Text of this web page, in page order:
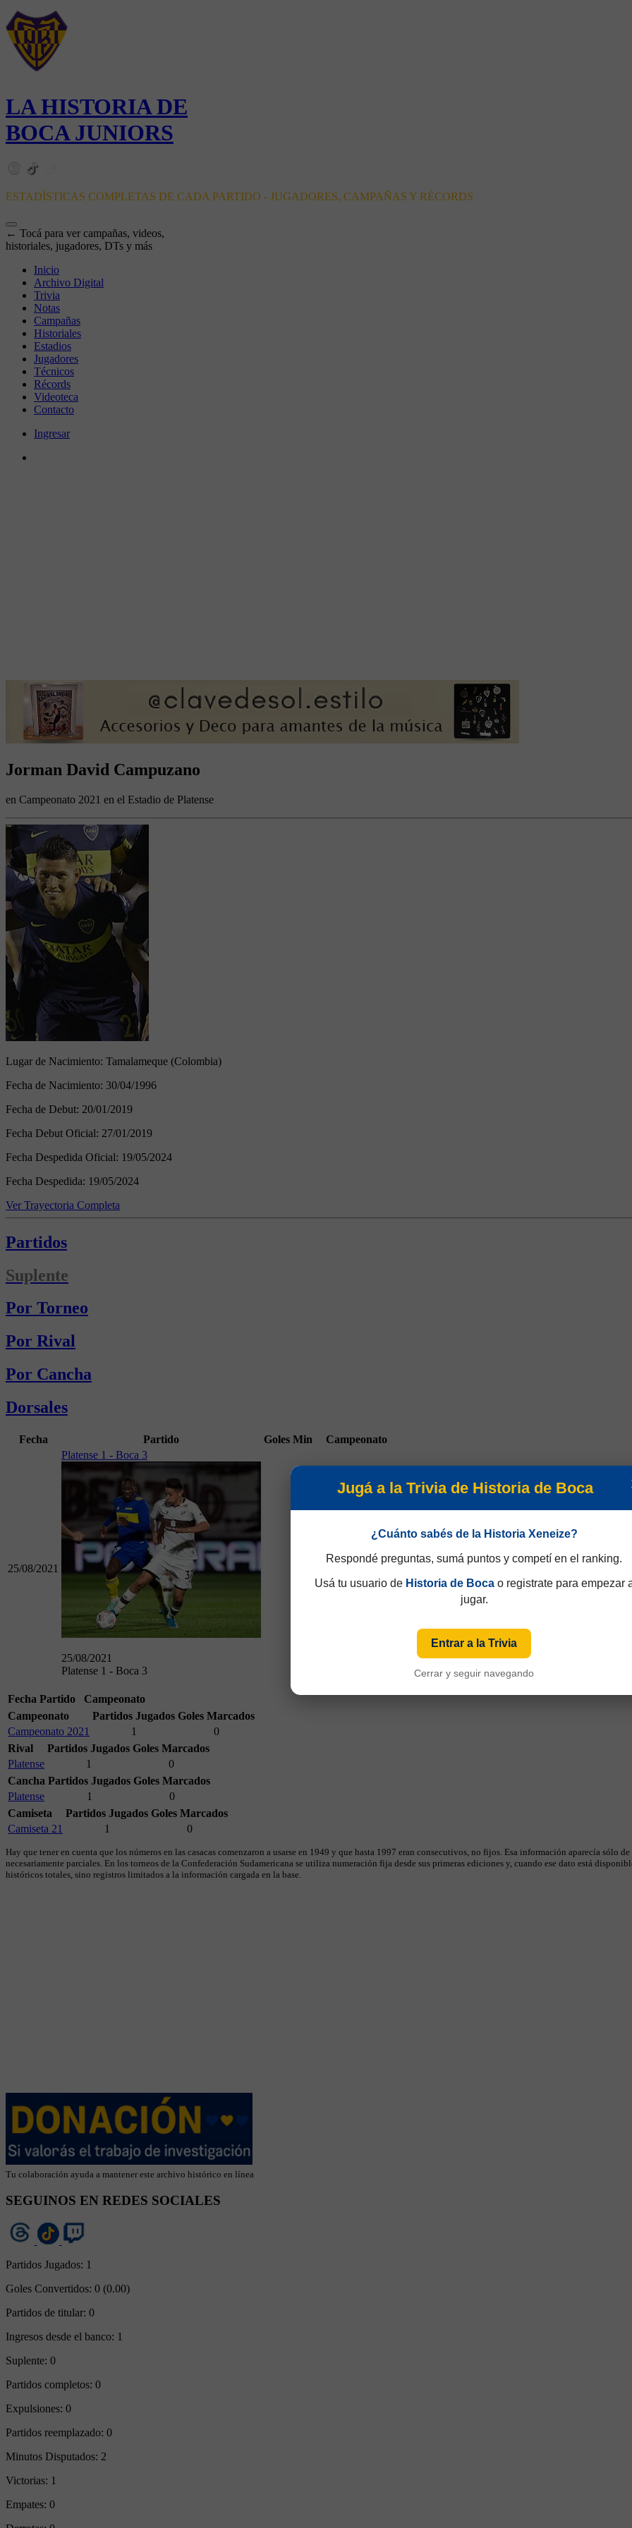
LA HISTORIA DE
BOCA JUNIORS
ESTADÍSTICAS COMPLETAS DE CADA PARTIDO - JUGADORES, CAMPAÑAS Y RÉCORDS
← Tocá para ver campañas, videos,
historiales, jugadores, DTs y más
Inicio
Archivo Digital
Trivia
Notas
Campañas
Historiales
Estadios
Jugadores
Técnicos
Récords
Videoteca
Contacto
Ingresar
Jorman David Campuzano
en Campeonato 2021 en el Estadio de Platense
Lugar de Nacimiento: Tamalameque (Colombia)
Fecha de Nacimiento: 30/04/1996
Fecha de Debut: 20/01/2019
Fecha Debut Oficial: 27/01/2019
Fecha Despedida Oficial: 19/05/2024
Fecha Despedida: 19/05/2024
Ver Trayectoria Completa
Partidos
Suplente
Por Torneo
Por Rival
Por Cancha
Dorsales
Fecha Partido Goles Min Campeonato
25/08/2021
Platense 1 - Boca 3
25/08/2021
Platense 1 - Boca 3
Campeonato 2021
Fecha Partido
Campeonato
Campeonato
Partidos Jugados Goles Marcados
Campeonato 2021
1
0
Rival
Partidos Jugados Goles Marcados
Platense
1
0
Cancha Partidos Jugados Goles Marcados
Platense
1
0
Camiseta
Partidos Jugados Goles Marcados
Camiseta 21
1 0
Hay que tener en cuenta que los números en las casacas comenzaron a usarse en 1949 y que hasta 1997 eran consecutivos, no fijos. Esa información aparecía sólo
necesariamente parciales. En los torneos de la Confederación Sudamericana se utiliza numeración fija desde sus primeras ediciones y, cuando ese dato está
históricos totales, sino registros limitados a la información cargada en la base.
Tu colaboración ayuda a mantener este archivo histórico en línea
SEGUINOS EN REDES SOCIALES
Partidos Jugados: 1
Goles Convertidos: 0 (0.00)
Partidos de titular: 0
Ingresos desde el banco: 1
Suplente: 0
Partidos completos: 0
Expulsiones: 0
Partidos reemplazado: 0
Minutos Disputados: 2
Victorias: 1
Empates: 0
Jugá a la Trivia de Historia de Boca
¿Cuánto sabés de la Historia Xeneize?
Respondé preguntas, sumá puntos y competí en el ranking.
Usá tu usuario de Historia de Bocao registrate para empezar
jugar.
Entrar a la Trivia
Cerrar y seguir navegando